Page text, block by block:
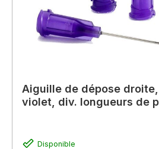
Aiguille de dépose droite,
violet, div. longueurs de
Disponible